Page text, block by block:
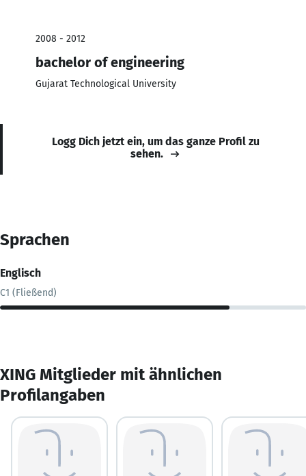
2008 - 2012
bachelor of engineering
Gujarat Technological University
Logg Dich jetzt ein, um das ganze Profil zu
sehen.
Sprachen
Englisch
C1 (Fließend)
XING Mitglieder mit ähnlichen
Profilangaben